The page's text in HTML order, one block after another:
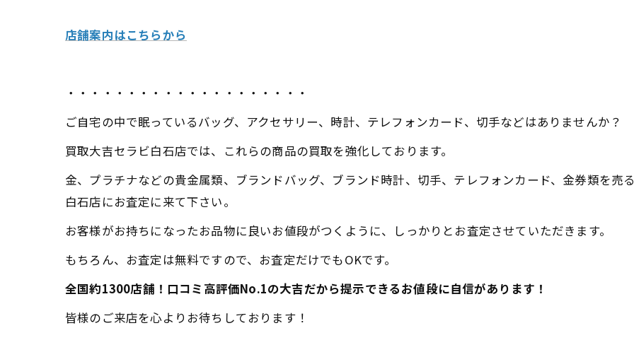
店舗案内はこちらから
・・・・・・・・・・・・・・・・・・・・
ご自宅の中で眠っているバッグ、アクセサリー、時計、テレフォンカード、切手などはありませんか？
買取大吉セラビ白石店では、これらの商品の買取を強化しております。
金、プラチナなどの貴金属類、ブランドバッグ、ブランド時計、切手、テレフォンカード、金券類を売
白石店にお査定に来て下さい。
お客様がお持ちになったお品物に良いお値段がつくように、しっかりとお査定させていただきます。
もちろん、お査定は無料ですので、お査定だけでもOKです。
全国約1300店舗！口コミ高評価No.1の大吉だから提示できるお値段に自信があります！
皆様のご来店を心よりお待ちしております！